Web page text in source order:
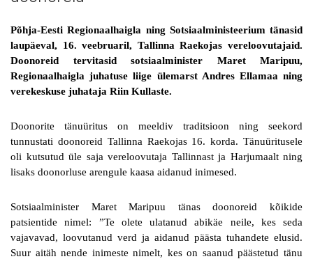
Tule tööle!
Tule ekskursioonile!
Andmekaitse
Põhja-Eesti Regionaalhaigla ning Sotsiaalministeerium tänasid
laupäeval, 16. veebruaril, Tallinna Raekojas vereloovutajaid.
Doonoreid tervitasid sotsiaalminister Maret Maripuu,
Regionaalhaigla juhatuse liige ülemarst Andres Ellamaa ning
verekeskuse juhataja Riin Kullaste.
Doonorite tänuüritus on meeldiv traditsioon ning seekord
tunnustati doonoreid Tallinna Raekojas 16. korda. Tänuüritusele
oli kutsutud üle saja vereloovutaja Tallinnast ja Harjumaalt ning
lisaks doonorluse arengule kaasa aidanud inimesed.
Sotsiaalminister Maret Maripuu tänas doonoreid kõikide
patsientide nimel: ”Te olete ulatanud abikäe neile, kes seda
vajavavad, loovutanud verd ja aidanud päästa tuhandete elusid.
Suur aitäh nende inimeste nimelt, kes on saanud päästetud tänu